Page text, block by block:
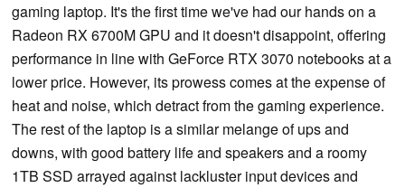
gaming laptop. It's the first time we've had our hands on a
Radeon RX 6700M GPU and it doesn't disappoint, offering
performance in line with GeForce RTX 3070 notebooks at a
lower price. However, its prowess comes at the expense of
heat and noise, which detract from the gaming experience.
The rest of the laptop is a similar melange of ups and
downs, with good battery life and speakers and a roomy
1TB SSD arrayed against lackluster input devices and